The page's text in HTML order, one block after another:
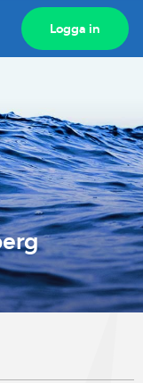
Visa Logga in